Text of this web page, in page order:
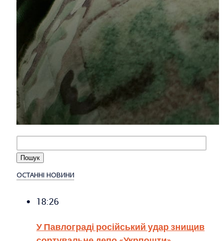
ОСТАННІ НОВИНИ
18:26
У Павлограді російський удар знищив